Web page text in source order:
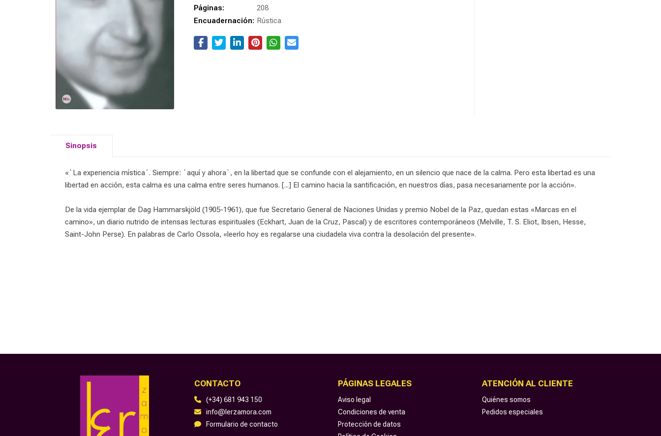
Páginas:
208
Encuadernación: Rústica
Sinopsis
«`La experiencia mística´. Siempre: `aquí y ahora`, en la libertad que se confunde con el alejamiento, en un silencio que nace de la calma. Pero esta libertad es una
libertad en acción, esta calma es una calma entre seres humanos. [...] El camino hacia la santificación, en nuestros días, pasa necesariamente por la acción».
De la vida ejemplar de Dag Hammarskjöld (1905-1961), que fue Secretario General de Naciones Unidas y premio Nobel de la Paz, quedan estas «Marcas en el
camino», un diario nutrido de intensas lecturas espirituales (Eckhart, Juan de la Cruz, Pascal) y de escritores contemporáneos (Melville, T. S. Eliot, Ibsen, Hesse,
Saint-John Perse). En palabras de Carlo Ossola, «leerlo hoy es regalarse una ciudadela viva contra la desolación del presente».
CONTACTO
(+34) 681 943 150
info@lerzamora.com
Formulario de contacto
PÁGINAS LEGALES
Aviso legal
Condiciones de venta
Protección de datos
ATENCIÓN AL CLIENTE
Quiénes somos
Pedidos especiales